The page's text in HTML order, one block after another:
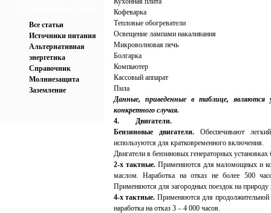
Все статьи
Источники питания
Альтернативная
энергетика
Справочник
Молниезащита
Заземление
Кофеварка
Тепловые обогреватели
Освещение лампами накаливания
Микроволновая печь
Болгарка
Компьютер
Кассовый аппарат
Пила
Данные, приведенные в таблице,
конкретного случая.
4. Двигатели.
Бензиновые двигатели. Обеспечивают
используются для кратковременного включения.
Двигатели в бензиновых генераторных
2-х тактные.Применяются для маломощных и
маслом. Наработка на отказ не более 500
Применяются для загородных поездок на природу
4-х тактные. Применяются для
наработка на отказ 3 – 4 000 часов.